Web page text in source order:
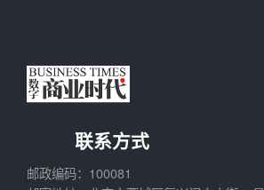
联系方式
邮政编码：100081